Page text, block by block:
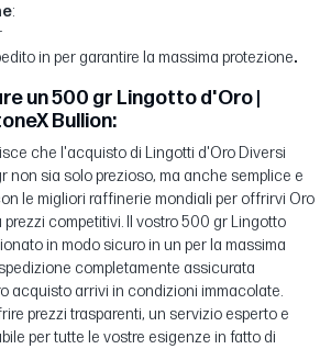
:
in per garantire la massima protezione.
un 500 gr Lingotto d'Oro |
Bullion:
che l'acquisto di Lingotti d'Oro Diversi
non sia solo prezioso, ma anche semplice e
le migliori raffinerie mondiali per offrirvi Oro
competitivi. Il vostro 500 gr Lingotto
in modo sicuro in un per la massima
completamente assicurata
acquisto arrivi in condizioni immacolate.
prezzi trasparenti, un servizio esperto e
per tutte le vostre esigenze in fatto di